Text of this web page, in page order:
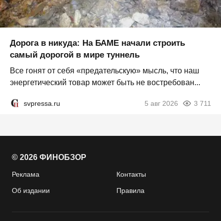
Дорога в никуда: На БАМЕ начали строить
самый дорогой в мире туннель
Все гонят от себя «предательскую» мысль, что наш
энергетический товар может быть не востребован...
svpressa.ru 5 авг 2026 3 711
© 2026 ФИНОБЗОР
Реклама Контакты
Об издании Правила